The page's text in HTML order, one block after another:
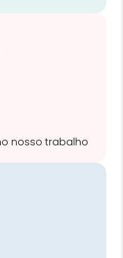
nosso trabalho